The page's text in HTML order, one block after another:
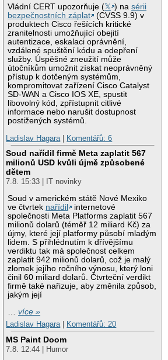
Vládní CERT upozorňuje (𝕏 ) nasérii
bezpečnostních záplat
(CVSS 9.9) v
produktech Cisco řešících kritické
zranitelnosti umožňující obejití
autentizace, eskalaci oprávnění,
vzdálené spuštění kódu a odepření
služby. Úspěšné zneužití může
útočníkům umožnit získat neoprávněný
přístup k dotčeným systémům,
kompromitovat zařízení Cisco Catalyst
SD-WAN a Cisco IOS XE, spustit
libovolný kód, zpřístupnit citlivé
informace nebo narušit dostupnost
postižených systémů.
Ladislav Hagara | Komentářů: 6
Soud nařídil firmě Meta zaplatit 567
milionů USD kvůli újmě způsobené
dětem
7.8. 15:33 | IT novinky
Soud v americkém státě Nové Mexiko
ve čtvrtek nařídil
internetové
společnosti Meta Platforms zaplatit 567
milionů dolarů (téměř 12 miliard Kč) za
újmy, které její platformy působí mladým
lidem. S přihlédnutím k dřívějšímu
verdiktu tak má společnost celkem
zaplatit 942 milionů dolarů, což je malý
zlomek jejího ročního výnosu, který loni
činil 60 miliard dolarů. Čtvrteční verdikt
firmě také nařizuje, aby změnila způsob,
jakým její
…více »
Ladislav Hagara| Komentářů: 20
MS Paint Doom
7.8. 12:44 | Humor